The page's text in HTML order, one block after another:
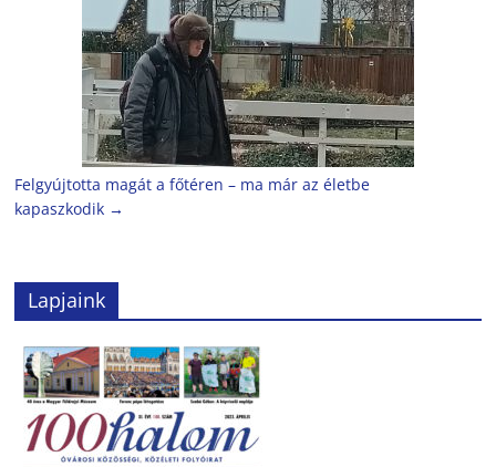
Felgyújtotta magát a főtéren – ma már az életbe
kapaszkodik →
Lapjaink